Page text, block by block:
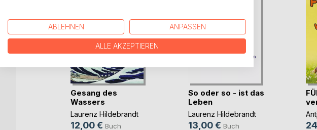
Gesang des
Wassers
Laurenz Hildebrandt
12,00 € Buch
So oder so - ist das
Leben
Laurenz Hildebrandt
13,00 € Buch
ABLEHNEN ANPASSEN
ALLE AKZEPTIEREN